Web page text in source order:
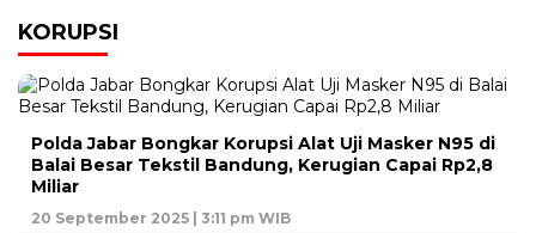
KORUPSI
Polda Jabar Bongkar Korupsi Alat Uji Masker N95 di
Balai Besar Tekstil Bandung, Kerugian Capai Rp2,8
Miliar
20 September 2025 | 3:11 pm WIB